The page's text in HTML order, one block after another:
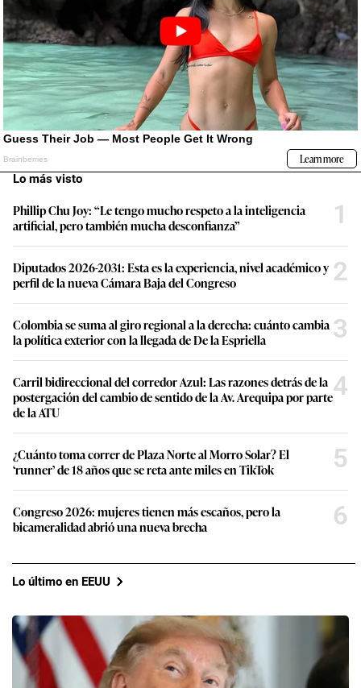
Lo más visto
Phillip Chu Joy: “Le tengo mucho respeto a la inteligencia
artificial, pero también mucha desconfianza”
1
Diputados 2026-2031: Esta es la experiencia, nivel académico y
perfil de la nueva Cámara Baja del Congreso
2
Colombia se suma al giro regional a la derecha: cuánto cambia
la política exterior con la llegada de De la Espriella
3
Carril bidireccional del corredor Azul: Las razones detrás de la
postergación del cambio de sentido de la Av. Arequipa por parte
de la ATU
4
¿Cuánto toma correr de Plaza Norte al Morro Solar? El
‘runner’ de 18 años que se reta ante miles en TikTok
5
Congreso 2026: mujeres tienen más escaños, pero la
bicameralidad abrió una nueva brecha
6
Lo último en EEUU